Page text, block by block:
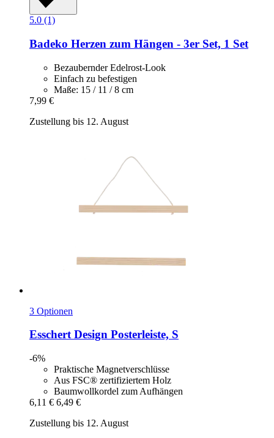
5.0 (1)
Badeko Herzen zum Hängen -​ 3er Set, 1 Set
Bezaubernder Edelrost-Look
Einfach zu befestigen
Maße: 15 / 11 / 8 cm
7,99 €
Zustellung bis 12. August
3 Optionen
Esschert Design Posterleiste, S
-6%
Praktische Magnetverschlüsse
Aus FSC® zertifiziertem Holz
Baumwollkordel zum Aufhängen
6,11 € 6,49 €
Zustellung bis 12. August